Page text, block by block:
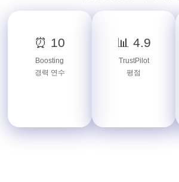
⏰ 10
Boosting
경력 연수
📊 4.9
TrustPilot
평점